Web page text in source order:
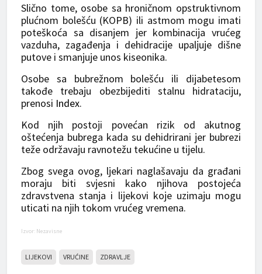
Slično tome, osobe sa hroničnom opstruktivnom
plućnom bolešću (KOPB) ili astmom mogu imati
poteškoća sa disanjem jer kombinacija vrućeg
vazduha, zagađenja i dehidracije upaljuje dišne
putove i smanjuje unos kiseonika.
Osobe sa bubrežnom bolešću ili dijabetesom
takođe trebaju obezbijediti stalnu hidrataciju,
prenosi Index.
Kod njih postoji povećan rizik od akutnog
oštećenja bubrega kada su dehidrirani jer bubrezi
teže održavaju ravnotežu tekućine u tijelu.
Zbog svega ovog, ljekari naglašavaju da građani
moraju biti svjesni kako njihova postojeća
zdravstvena stanja i lijekovi koje uzimaju mogu
uticati na njih tokom vrućeg vremena.
Izvor: Nezavisne
LIJEKOVI VRUĆINE ZDRAVLJE